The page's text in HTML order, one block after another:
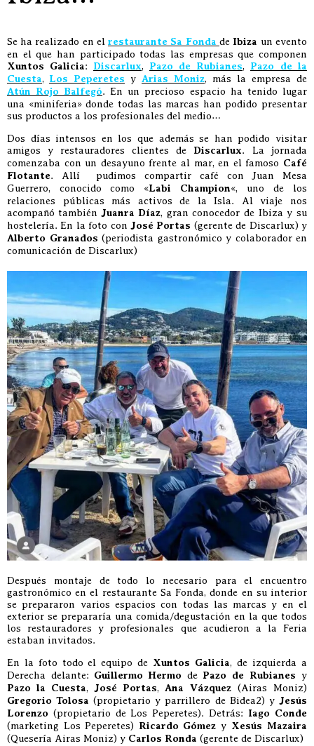
Se ha realizado en el restaurante Sa Fonda de Ibiza un evento
en el que han participado todas las empresas que componen
Xuntos Galicia: Discarlux, Pazo de Rubianes, Pazo de la
Cuesta, Los Peperetes y Arias Moniz, más la empresa de
Atún Rojo Balfegó. En un precioso espacio ha tenido lugar
una «miniferia» donde todas las marcas han podido presentar
sus productos a los profesionales del medio…
Dos días intensos en los que además se han podido visitar
amigos y restauradores clientes de Discarlux. La jornada
comenzaba con un desayuno frente al mar, en el famoso Café
Flotante. Allí pudimos compartir café con Juan Mesa
Guerrero, conocido como «Labi Champion«, uno de los
relaciones públicas más activos de la Isla. Al viaje nos
acompañó también Juanra Díaz, gran conocedor de Ibiza y su
hostelería. En la foto con José Portas (gerente de Discarlux) y
Alberto Granados (periodista gastronómico y colaborador en
comunicación de Discarlux)
Después montaje de todo lo necesario para el encuentro
gastronómico en el restaurante Sa Fonda, donde en su interior
se prepararon varios espacios con todas las marcas y en el
exterior se prepararía una comida/degustación en la que todos
los restauradores y profesionales que acudieron a la Feria
estaban invitados.
En la foto todo el equipo de Xuntos Galicia, de izquierda a
Derecha delante: Guillermo Hermo de Pazo de Rubianes y
Pazo la Cuesta, José Portas, Ana Vázquez (Airas Moniz)
Gregorio Tolosa (propietario y parrillero de Bidea2) y Jesús
Lorenzo (propietario de Los Peperetes). Detrás: Iago Conde
(marketing Los Peperetes) Ricardo Gómez y Xesús Mazaira
(Quesería Airas Moniz) y Carlos Ronda (gerente de Discarlux)